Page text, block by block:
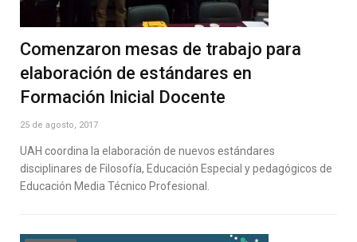
Comenzaron mesas de trabajo para
elaboración de estándares en
Formación Inicial Docente
25 de agosto, 2017
UAH coordina la elaboración de nuevos estándares
disciplinares de Filosofía, Educación Especial y pedagógicos de
Educación Media Técnico Profesional.